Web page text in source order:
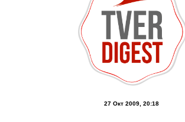
27 Окт 2009, 20:18